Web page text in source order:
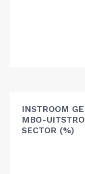
INSTROOM
MBO-
SECTOR (%)